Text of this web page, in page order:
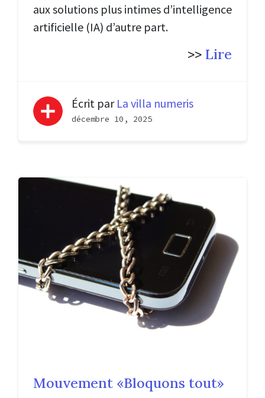
aux solutions plus intimes d’intelligence
artificielle (IA) d’autre part.
>> Lire
Écrit par La villa numeris
décembre 10, 2025
Mouvement «Bloquons tout»